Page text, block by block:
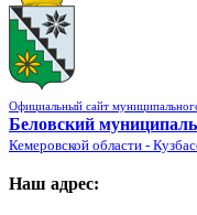
Официальный сайт
Беловский
Кемеровской области -
Наш адрес: